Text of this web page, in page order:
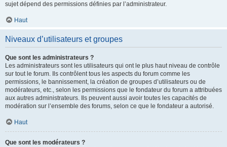
sujet dépend des permissions définies par l’administrateur.
Haut
Niveaux d’utilisateurs et groupes
Que sont les administrateurs ?
Les administrateurs sont les utilisateurs qui ont le plus haut niveau de contrôle
sur tout le forum. Ils contrôlent tous les aspects du forum comme les
permissions, le bannissement, la création de groupes d’utilisateurs ou de
modérateurs, etc., selon les permissions que le fondateur du forum a attribuées
aux autres administrateurs. Ils peuvent aussi avoir toutes les capacités de
modération sur l’ensemble des forums, selon ce que le fondateur a autorisé.
Haut
Que sont les modérateurs ?